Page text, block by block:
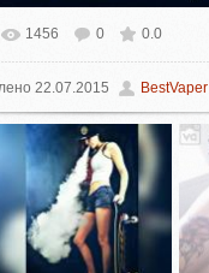
размере 640x640
1456 0 0.0
22.07.2015 BestVaper